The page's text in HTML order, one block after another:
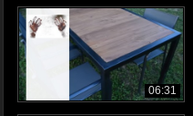
06:31